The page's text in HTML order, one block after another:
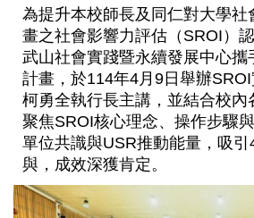
為提升本校師長及同仁對大學社
畫之社會影響力評估（SROI）
武山社會實踐暨永續發展中心攜
計畫，於114年4月9日舉辦
柯勇全執行長主講，並結合校內
聚焦SROI核心理念、操作步驟
單位共識與USR推動能量，吸
與，成效深獲肯定。